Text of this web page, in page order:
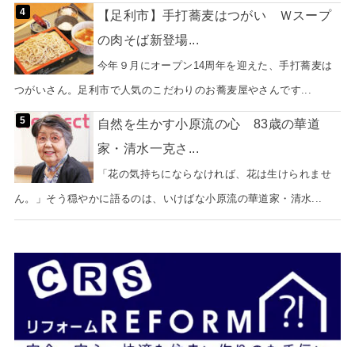
【足利市】手打蕎麦はつがい Ｗスープ
の肉そば新登場...
今年９月にオープン14周年を迎えた、手打蕎麦は
つがいさん。足利市で人気のこだわりのお蕎麦屋やさんです...
自然を生かす小原流の心 83歳の華道
家・清水一克さ...
「花の気持ちにならなければ、花は生けられませ
ん。」そう穏やかに語るのは、いけばな小原流の華道家・清水...